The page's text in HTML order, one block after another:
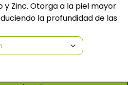
y Zinc. Otorga a la piel mayor
la profundidad de las